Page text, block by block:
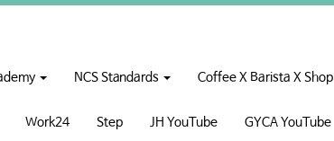
NCS Standards Coffee X Barista X Shop
Work24 Step JH YouTube GYCA YouTube